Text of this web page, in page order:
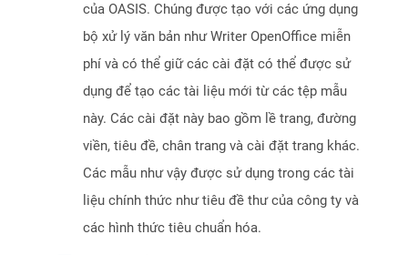
của OASIS. Chúng được tạo với các ứng dụng
bộ xử lý văn bản như Writer OpenOffice miễn
phí và có thể giữ các cài đặt có thể được sử
dụng để tạo các tài liệu mới từ các tệp mẫu
này. Các cài đặt này bao gồm lề trang, đường
viền, tiêu đề, chân trang và cài đặt trang khác.
Các mẫu như vậy được sử dụng trong các tài
liệu chính thức như tiêu đề thư của công ty và
các hình thức tiêu chuẩn hóa.